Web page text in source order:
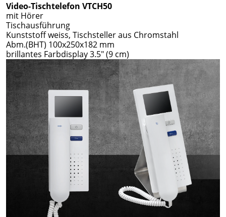
Video-Tischtelefon VTCH50
mit Hörer
Tischausführung
Kunststoff weiss, Tischsteller aus Chromstahl
Abm.(BHT) 100x250x182 mm
brillantes Farbdisplay 3.5" (9 cm)